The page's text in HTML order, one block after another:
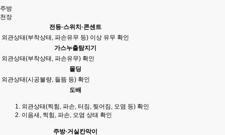
주방
천장
전등·스위치·콘센트
외관상태(부착상태, 파손유무 등) 이상 유무 확인
가스누출탐지기
외관상태(부착상태, 파손유무) 확인
몰딩
외관상태(시공불량, 들뜸 등) 확인
도배
외관상태(찍힘, 파손, 터짐, 찢어짐, 오염 등) 확인
이음새, 찍힘, 파손, 오염 상태 확인
주방·거실칸막이